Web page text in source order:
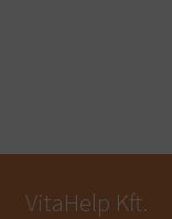
VitaHelp Kft.